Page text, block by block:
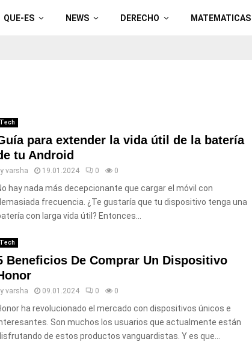
QUE-ES NEWS DERECHO MATEMATICAS
Tech
para extender la vida útil de la batería
tu Android
varsha 19.01.2024 0 0
hay nada más decepcionante que cargar el móvil con
frecuencia. ¿Te gustaría que tu dispositivo tenga una
con larga vida útil? Entonces...
Tech
Beneficios De Comprar Un Dispositivo
varsha 09.01.2024 0 0
ha revolucionado el mercado con dispositivos únicos e
Son muchos los usuarios que actualmente están
de estos productos vanguardistas. Y es que...